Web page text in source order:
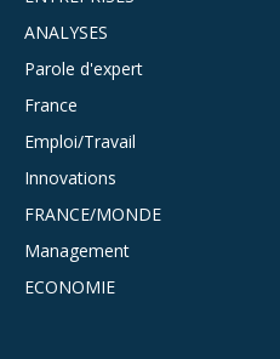
ANALYSES
Parole d'expert
France
Emploi/Travail
Innovations
FRANCE/MONDE
Management
ECONOMIE